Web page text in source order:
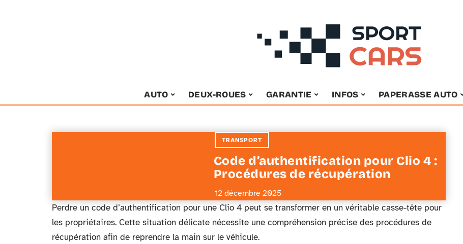
AUTO DEUX-ROUES GARANTIE INFOS PAPERASSE AUTO
TRANSPORT
Code d’authentification pour Clio 4 :
Procédures de récupération
12 décembre 2025
Perdre un code d’authentification pour une Clio 4 peut se transformer en un véritable casse-tête pour
les propriétaires. Cette situation délicate nécessite une compréhension précise des procédures de
récupération afin de reprendre la main sur le véhicule.